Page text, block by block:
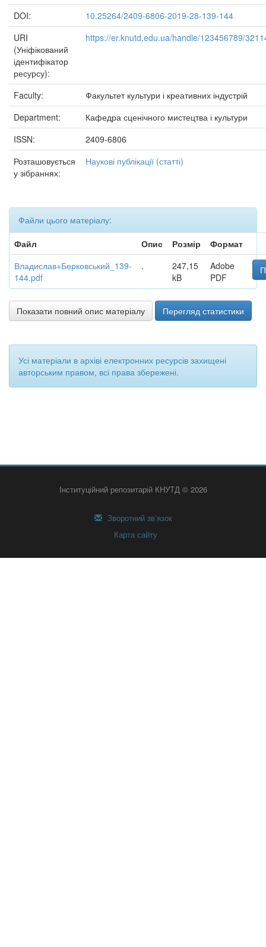
DOI:
10.25264/2409-6806-2019-28-139-144
URI
(Уніфікований
ідентифікатор
ресурсу):
https://er.knutd.edu.ua/handle/123456789/
Faculty:
Факультет культури і креативних індустрій
Department:
Кафедра сценічного мистецтва і культури
ISSN:
2409-6806
Розташовується
у зібраннях:
Наукові публікації (статті)
Файли цього матеріалу:
Файл
Опис Розмір
Формат
Владислав+Берковський_139-
144.pdf
.
247,15
kB
Adobe
PDF
Показати повний опис матеріалу Перегляд статистики
Усі матеріали в архіві електронних ресурсів захищені
авторським правом, всі права збережені.
Інституційний репозитарій КНУТД © 2026
Зворотний зв’язок
Карта сайту